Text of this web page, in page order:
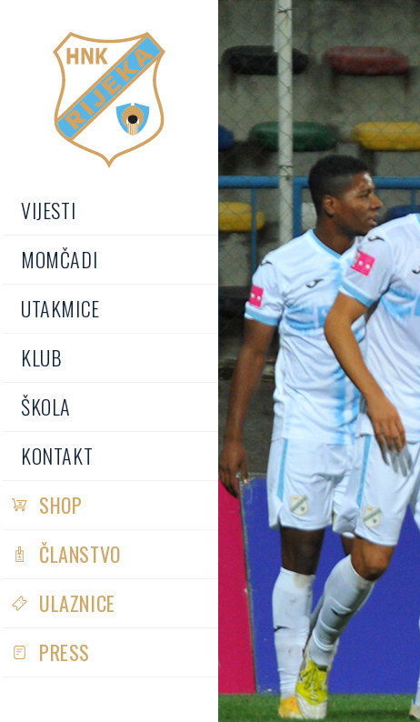
VIJESTI
MOMČADI
UTAKMICE
KLUB
ŠKOLA
KONTAKT
SHOP
ČLANSTVO
ULAZNICE
PRESS